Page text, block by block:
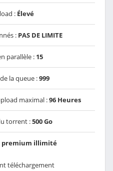
: Élevé
: PAS DE LIMITE
parallèle : 15
la queue :999
maximal :96 Heures
torrent :500 Go
premium illimité
téléchargement